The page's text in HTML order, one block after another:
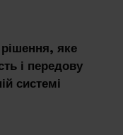
яке
і передову
системі